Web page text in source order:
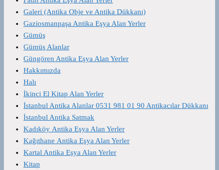
Galeri (Antika Obje ve Antika Dükkanı)
Gaziosmanpaşa Antika Eşya Alan Yerler
Gümüş
Gümüş Alanlar
Güngören Antika Eşya Alan Yerler
Hakkımızda
Halı
İkinci El Kitap Alan Yerler
İstanbul Antika Alanlar 0531 981 01 90 Antikacılar Dükkanı
İstanbul Antika Satmak
Kadıköy Antika Eşya Alan Yerler
Kağıthane Antika Eşya Alan Yerler
Kartal Antika Eşya Alan Yerler
Kitap